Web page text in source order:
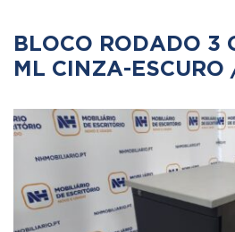
BLOCO RODADO 3
ML CINZA-ESCURO